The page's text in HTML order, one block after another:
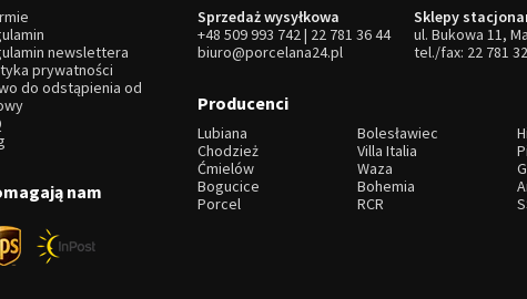
newslettera
prywatności
do odstąpienia od
Sprzedaż wysyłkowa
+48 509 993 742| 22 781 36 44
biuro@porcelana24.pl
Sklepy
ul. Bukowa 11,
tel./fax: 22 781
Producenci
Lubiana Bolesławiec
Chodzież
Villa Italia
Ćmielów
Waza
Bogucice
Bohemia
Porcel
RCR
nam